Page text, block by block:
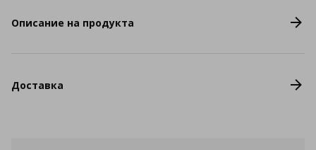
Описание на продукта
Доставка